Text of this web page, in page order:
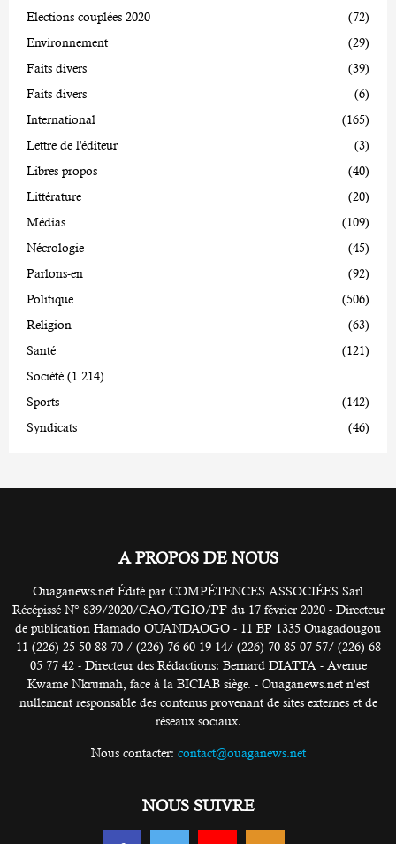
Elections couplées 2020
(72)
Environnement
(29)
Faits divers
(39)
Faits divers
(6)
International
(165)
Lettre de l'éditeur
(3)
Libres propos
(40)
Littérature
(20)
Médias
(109)
Nécrologie
(45)
Parlons-en
(92)
Politique
(506)
Religion
(63)
Santé
(121)
Société (1 214)
Sports
(142)
Syndicats
(46)
A PROPOS DE NOUS
Ouaganews.net Édité par COMPÉTENCES ASSOCIÉES Sarl
Récépissé N° 839/2020/CAO/TGIO/PF du 17 février 2020 - Directeur
de publication Hamado OUANDAOGO - 11 BP 1335 Ouagadougou
11 (226) 25 50 88 70 / (226) 76 60 19 14/ (226) 70 85 07 57/ (226) 68
05 77 42 - Directeur des Rédactions: Bernard DIATTA - Avenue
Kwame Nkrumah, face à la BICIAB siège. - Ouaganews.net n’est
nullement responsable des contenus provenant de sites externes et de
réseaux sociaux.
Nous contacter: contact@ouaganews.net
NOUS SUIVRE